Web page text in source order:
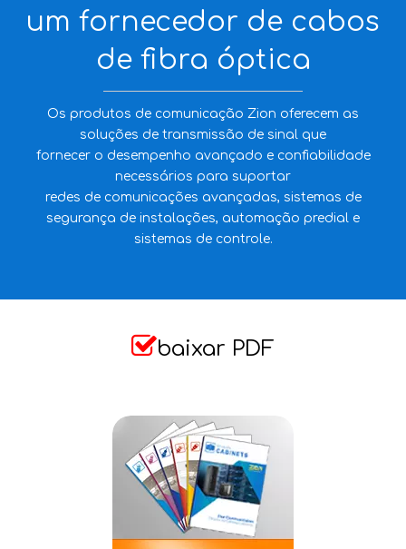
um fornecedor de cabos
de fibra óptica
Os produtos de comunicação Zion oferecem as
soluções de transmissão de sinal que
fornecer o desempenho avançado e confiabilidade
necessários para suportar
redes de comunicações avançadas, sistemas de
segurança de instalações, automação predial e
sistemas de controle.
baixar PDF